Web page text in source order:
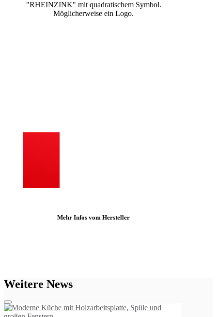
Mehr Infos vom Hersteller
Weitere News